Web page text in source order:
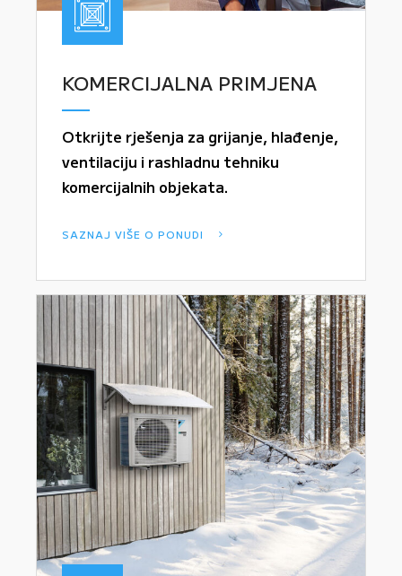
KOMERCIJALNA PRIMJENA
Otkrijte rješenja za grijanje, hlađenje,
ventilaciju i rashladnu tehniku
komercijalnih objekata.
SAZNAJ VIŠE O PONUDI